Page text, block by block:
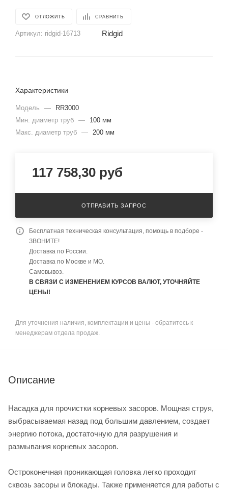
ОТЛОЖИТЬ СРАВНИТЬ
Артикул: ridgid-16713 Ridgid
Характеристики
Модель —
RR3000
Мин. диаметр труб —
100 мм
Макс. диаметр труб — 200 мм
117 758,30 руб
ОТПРАВИТЬ ЗАПРОС
Бесплатная техническая консультация, помощь в подборе -
ЗВОНИТЕ!
Доставка по России.
Доставка по Москве и МО.
Самовывоз.
В СВЯЗИ С ИЗМЕНЕНИЕМ КУРСОВ ВАЛЮТ, УТОЧНЯЙТЕ
ЦЕНЫ!
Для уточнения наличия, комплектации и цены - обратитесь к
менеджерам отдела продаж.
Описание
Насадка для прочистки корневых засоров. Мощная струя,
выбрасываемая назад под большим давлением, создает
энергию потока, достаточную для разрушения и
размывания корневых засоров.
Остроконечная проникающая головка легко проходит
сквозь засоры и блокады. Также применяется для работы с